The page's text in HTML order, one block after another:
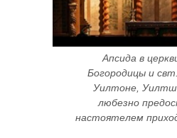
Апсида в
Богородицы и
Уилтоне,
любезно
настоятелем